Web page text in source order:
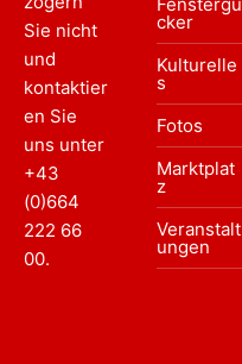
Sie nicht
und
kontaktier
en Sie
uns unter
+43
(0)664
222 66
00.
cker
Kulturelle
s
Fotos
Marktplat
z
Veranstalt
ungen